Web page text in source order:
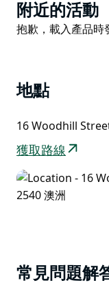
涼爽舒適。
Woodhill Cottage
線。請注意，這家
Product
List
附近的活動
Product
抱歉，載入產品時
地點
16 Woodhill
獲取路線
常見問題解